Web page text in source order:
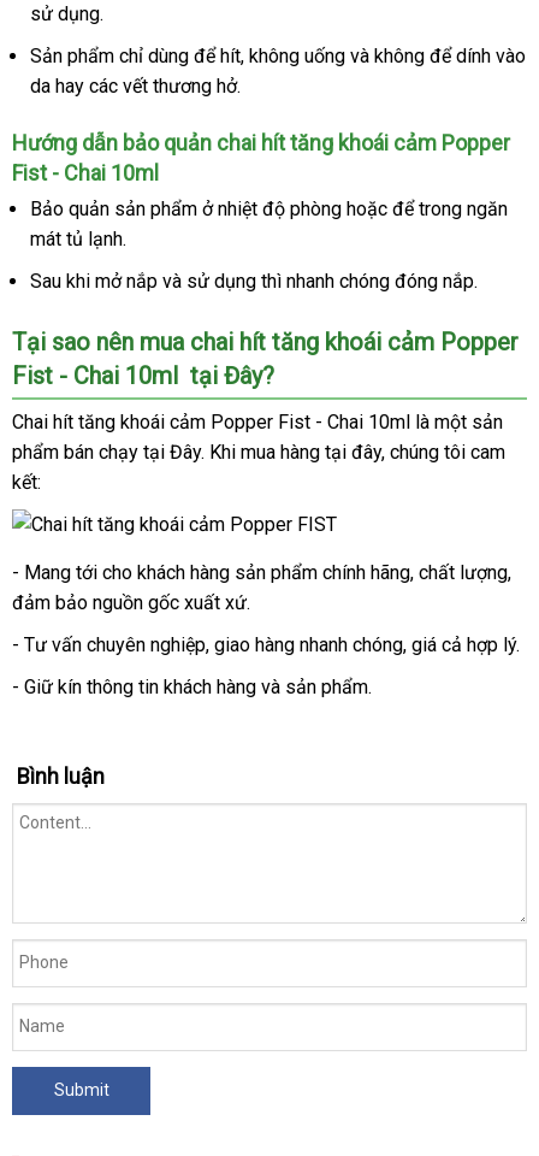
sử dụng.
Sản phẩm chỉ dùng để hít, không uống và không để dính vào
da hay các vết thương hở.
Hướng dẫn bảo quản chai hít tăng khoái cảm Popper
Fist - Chai 10ml
Bảo quản sản phẩm ở nhiệt độ phòng hoặc để trong ngăn
mát tủ lạnh.
Sau khi mở nắp và sử dụng thì nhanh chóng đóng nắp.
Tại sao nên mua chai hít tăng khoái cảm Popper
Fist - Chai 10ml tại Đây?
Chai hít tăng khoái cảm Popper Fist - Chai 10ml là một sản
phẩm bán chạy tại Đây. Khi mua hàng tại đây, chúng tôi cam
kết:
- Mang tới cho khách hàng sản phẩm chính hãng, chất lượng,
đảm bảo nguồn gốc xuất xứ.
- Tư vấn chuyên nghiệp, giao hàng nhanh chóng, giá cả hợp lý.
- Giữ kín thông tin khách hàng và sản phẩm.
Bình luận